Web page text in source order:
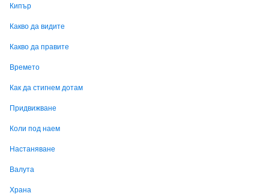
Кипър
Какво да видите
Какво да правите
Времето
Как да стигнем дотам
Придвижване
Коли под наем
Настаняване
Валута
Храна